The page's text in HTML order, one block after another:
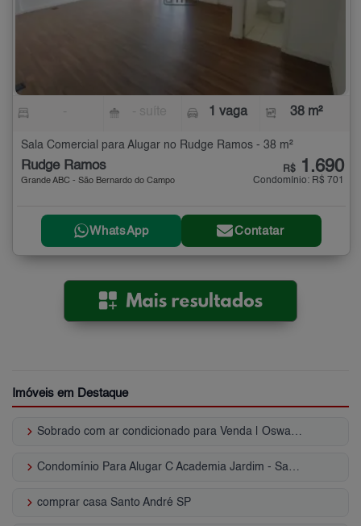
1 vaga 38 m²
Sala Comercial para Alugar no Rudge Ramos - 38 m²
Rudge Ramos
Grande ABC - São Bernardo do Campo
R$ 1.690
Condomínio: R$ 701
WhatsApp Contatar
Imóveis em Destaque
keyboard_arrow_right Sobrado com ar condicionado para Venda | Oswaldo Cruz
keyboard_arrow_right Condomínio Para Alugar C Academia Jardim - Santo André, SP
keyboard_arrow_right comprar casa Santo André SP